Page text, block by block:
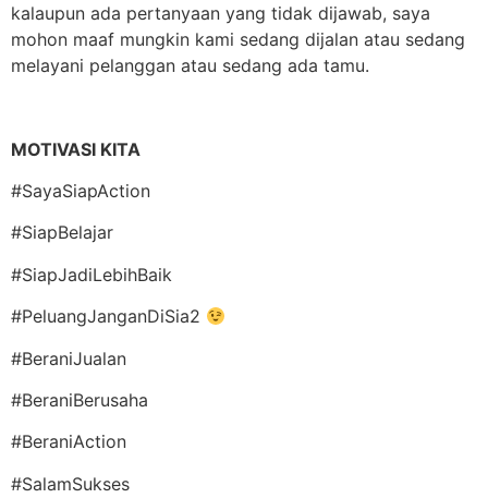
kalaupun ada pertanyaan yang tidak dijawab, saya
mohon maaf mungkin kami sedang dijalan atau sedang
melayani pelanggan atau sedang ada tamu.
MOTIVASI KITA
#SayaSiapAction
#SiapBelajar
#SiapJadiLebihBaik
#PeluangJanganDiSia2
#BeraniJualan
#BeraniBerusaha
#BeraniAction
#SalamSukses